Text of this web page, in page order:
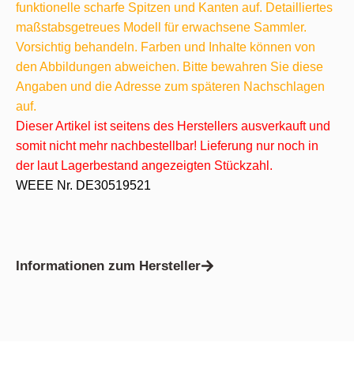
funktionelle scharfe Spitzen und Kanten auf. Detailliertes
maßstabsgetreues Modell für erwachsene Sammler.
Vorsichtig behandeln. Farben und Inhalte können von
den Abbildungen abweichen. Bitte bewahren Sie diese
Angaben und die Adresse zum späteren Nachschlagen
auf.
Dieser Artikel ist seitens des Herstellers ausverkauft und
somit nicht mehr nachbestellbar! Lieferung nur noch in
der laut Lagerbestand angezeigten Stückzahl.
WEEE Nr. DE30519521
Informationen zum Hersteller